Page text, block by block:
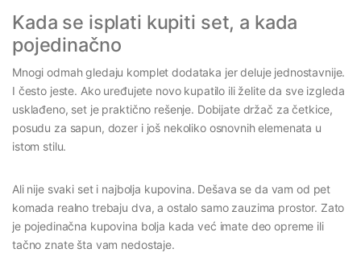
Kada se isplati kupiti set, a kada
pojedinačno
Mnogi odmah gledaju komplet dodataka jer deluje jednostavnije.
I često jeste. Ako uređujete novo kupatilo ili želite da sve izgleda
usklađeno, set je praktično rešenje. Dobijate držač za četkice,
posudu za sapun, dozer i još nekoliko osnovnih elemenata u
istom stilu.
Ali nije svaki set i najbolja kupovina. Dešava se da vam od pet
komada realno trebaju dva, a ostalo samo zauzima prostor. Zato
je pojedinačna kupovina bolja kada već imate deo opreme ili
tačno znate šta vam nedostaje.